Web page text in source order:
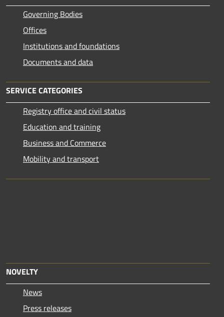
Governing Bodies
Offices
Institutions and foundations
Documents and data
SERVICE CATEGORIES
Registry office and civil status
Education and training
Business and Commerce
Mobility and transport
NOVELTY
News
Press releases